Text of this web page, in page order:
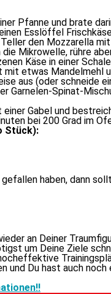
Pfanne und bra­te
Esslöffel
den Mozzarella
Mikrowelle, rüh­re
Käse in ei­ner
et­was Mandelmehl
aus (oder schnei­de
Garnelen-Spinat-
Gabel und
bei 200 Grad im
Stück):
ge­fal­len ha­ben, dann
an Deiner
um Deine Ziele
und Du hast auch